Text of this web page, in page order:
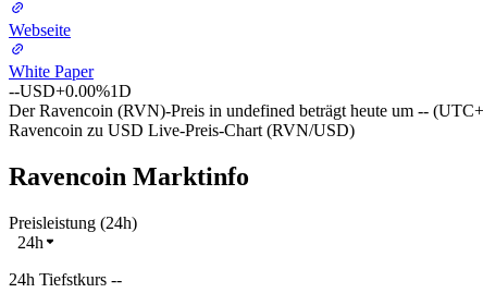
Webseite
White Paper
--USD+0.00%1D
Der Ravencoin (RVN)-Preis in undefined beträgt heute um --
Ravencoin zu USD Live-Preis-Chart (RVN/USD)
Ravencoin Marktinfo
Preisleistung (24h)
24h
24h Tiefstkurs --